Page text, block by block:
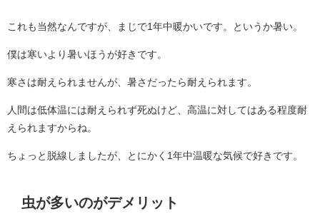
これも当然なんですが、まじで1年中暖かいです。というか暑い。
僕は寒いより暑いほうが好きです。
寒さは耐えられませんが、暑さだったら耐えられます。
人間は低体温には耐えられず死ぬけど、高温に対してはある程度耐
えられますからね。
ちょっと脱線しましたが、とにかく1年中温暖な気候で好きです。
虫が多いのがデメリット